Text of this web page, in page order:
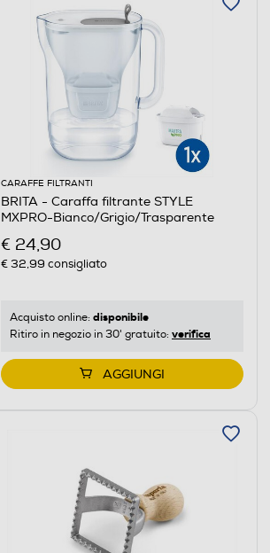
CARAFFE FILTRANTI
BRITA - Caraffa filtrante STYLE
MXPRO-Bianco/Grigio/Trasparente
€ 24,90
€ 32,99 consigliato
Acquisto online: disponibile
Ritiro in negozio in 30' gratuito: verifica
AGGIUNGI